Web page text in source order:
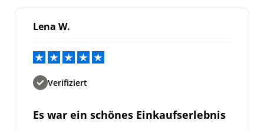
Lena W.
Verifiziert
Es war ein schönes Einkaufserlebnis